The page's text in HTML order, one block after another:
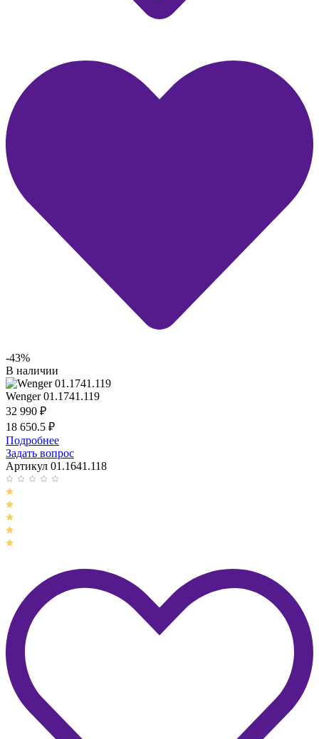
-43%
В наличии
Wenger 01.1741.119
32 990 ₽
18 650.5 ₽
Подробнее
Задать вопрос
Артикул 01.1641.118